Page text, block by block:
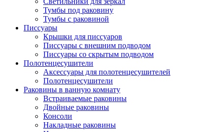
Тумбы под раковину
Тумбы с раковиной
Писсуары
Крышки для писсуаров
Писсуары с внешним подводом
Писсуары со скрытым подводом
Полотенцесушители
Аксессуары для полотенцесушителей
Полотенцесушители
Раковины в ванную комнату
Встраиваемые раковины
Двойные раковины
Консоли
Накладные раковины